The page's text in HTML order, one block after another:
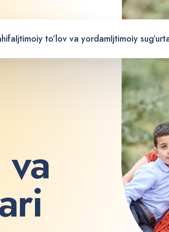
Ijtimoiy to’lov va yordamIjtimoiy
va
ri